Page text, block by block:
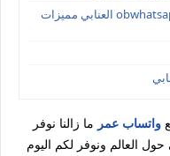
تحميل وتنزيل واتساب عمر باذيب obwhatsapp العنابي مميزات
واتساب عمر ما زالنا نوفر
العالم ونوفر لكم اليوم